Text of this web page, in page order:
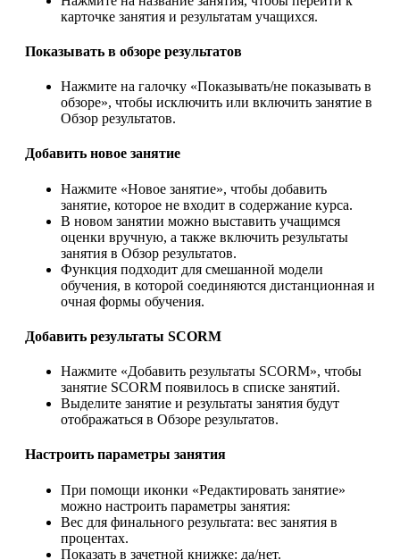
карточке занятия и результатам учащихся.
Показывать в обзоре результатов
Нажмите на галочку «Показывать/не показывать в
обзоре», чтобы исключить или включить занятие в
Обзор результатов.
Добавить новое занятие
Нажмите «Новое занятие», чтобы добавить
занятие, которое не входит в содержание курса.
В новом занятии можно выставить учащимся
оценки вручную, а также включить результаты
занятия в Обзор результатов.
Функция подходит для смешанной модели
обучения, в которой соединяются дистанционная и
очная формы обучения.
Добавить результаты SCORM
Нажмите «Добавить результаты SCORM», чтобы
занятие SCORM появилось в списке занятий.
Выделите занятие и результаты занятия будут
отображаться в Обзоре результатов.
Настроить параметры занятия
При помощи иконки «Редактировать занятие»
можно настроить параметры занятия:
Вес для финального результата: вес занятия в
процентах.
Показать в зачетной книжке: да/нет.